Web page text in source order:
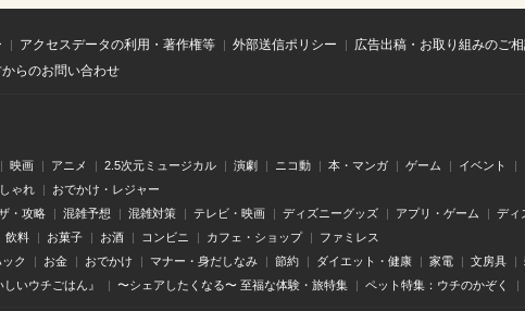
アクセスデータの利用・著作権等 外部送信ポリシー
広告出稿・お取り組みのご
らのお問い合わせ
映画 アニメ 2.5次元ミュージカル 演劇 ニコ動 本・マンガ ゲーム イベント
ゃれ おでかけ・レジャー
・攻略 混雑予想 混雑対策 テレビ・映画 ディズニーグッズ アプリ・ゲーム ディ
飲料 お菓子 お酒 コンビニ カフェ・ショップ ファミレス
ク お金 おでかけ マナー・身だしなみ 節約 ダイエット・健康 家電 文房具
いウチごはん』 〜シェアしたくなる〜 至福な体験・旅特集 ペット特集：ウチのかぞく